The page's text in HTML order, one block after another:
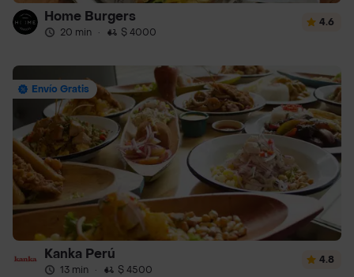
Home Burgers
20 min · $ 4000
4.6
Envío Gratis
Kanka Perú
13 min · $ 4500
4.8